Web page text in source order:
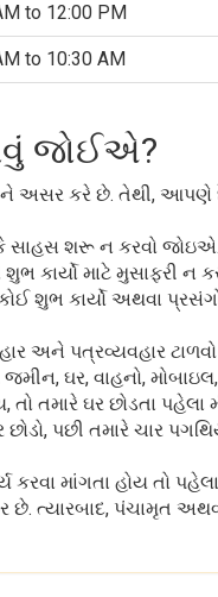
to 12:00 PM
to 10:30 AM
જોઈએ?
ને અસર કરે છે. તેથી, આપણે
સાહસ શરૂ ન કરવો જોઇએ.
કાર્યો માટે મુસાફરી ન
શુભ કાર્યો અથવા
અને પત્રવ્યવહાર
ઘર, વાહનો,
તમારે ઘર છોડતા પહેલા
પછી તમારે ચાર
કરવા માંગતા હોય તો
ત્યારબાદ, પંચામૃત